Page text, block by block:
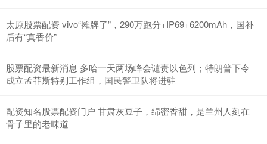
太原股票配资 vivo“摊牌了”，290万跑分+IP69+6200mAh，国补
后有“真香价”
股票配资最新消息 多哈一天两场峰会谴责以色列；特朗普下令
成立孟菲斯特别工作组，国民警卫队将进驻
配资知名股票配资门户 甘肃灰豆子，绵密香甜，是兰州人刻在
骨子里的老味道